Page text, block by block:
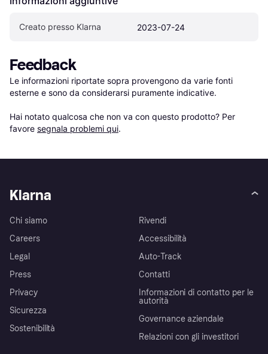
Creato presso Klarna 2023-07-24
Feedback
Le informazioni riportate sopra provengono da varie fonti
esterne e sono da considerarsi puramente indicative.
Hai notato qualcosa che non va con questo prodotto? Per
favore segnala problemi qui.
Klarna
Chi siamo
Careers
Legal
Press
Privacy
Sicurezza
Sostenibilità
Rivendi
Accessibilità
Auto-Track
Contatti
Informazioni di contatto per le
autorità
Governance aziendale
Relazioni con gli investitori